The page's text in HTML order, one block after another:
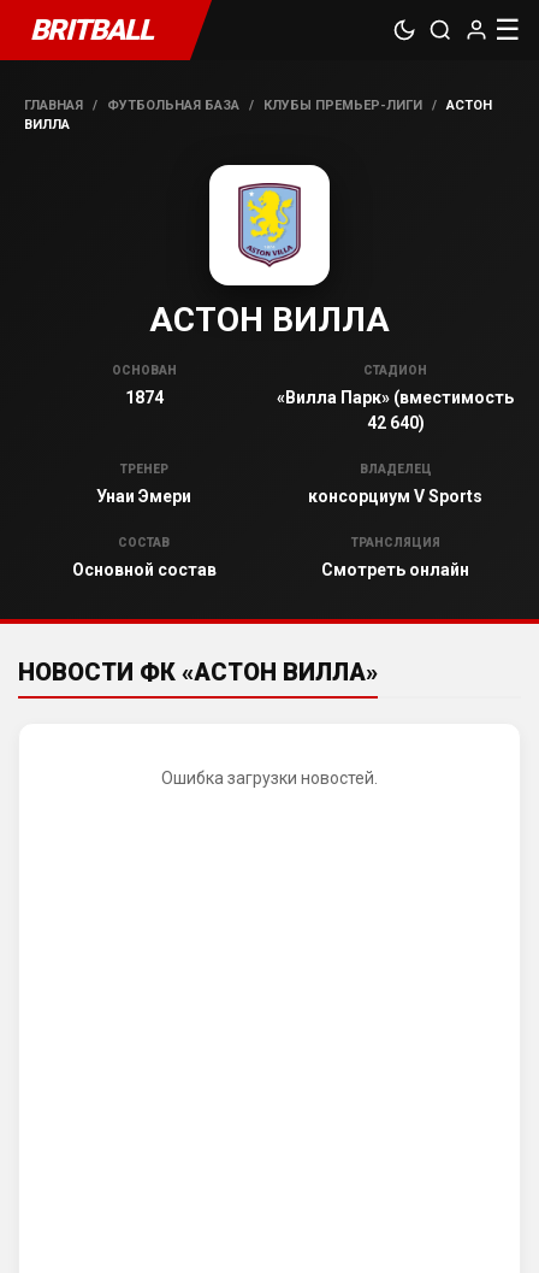
BRITBALL ☰
ГЛАВНАЯ / ФУТБОЛЬНАЯ БАЗА / КЛУБЫ ПРЕМЬЕР-ЛИГИ /
АСТОН
ВИЛЛА
АСТОН ВИЛЛА
ОСНОВАН
1874
СТАДИОН
«Вилла Парк» (вместимость
42 640)
ТРЕНЕР
Унаи Эмери
ВЛАДЕЛЕЦ
консорциум V Sports
СОСТАВ
Основной состав
ТРАНСЛЯЦИЯ
Смотреть онлайн
НОВОСТИ ФК «АСТОН ВИЛЛА»
Ошибка загрузки новостей.